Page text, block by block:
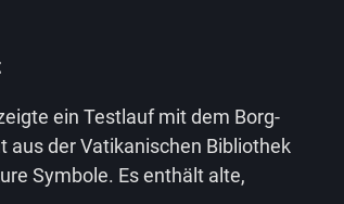
ein Testlauf mit dem Borg-
aus der Vatikanischen Bibliothek
Symbole. Es enthält alte,